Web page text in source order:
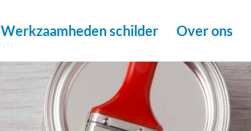
Werkzaamheden schilder Over ons